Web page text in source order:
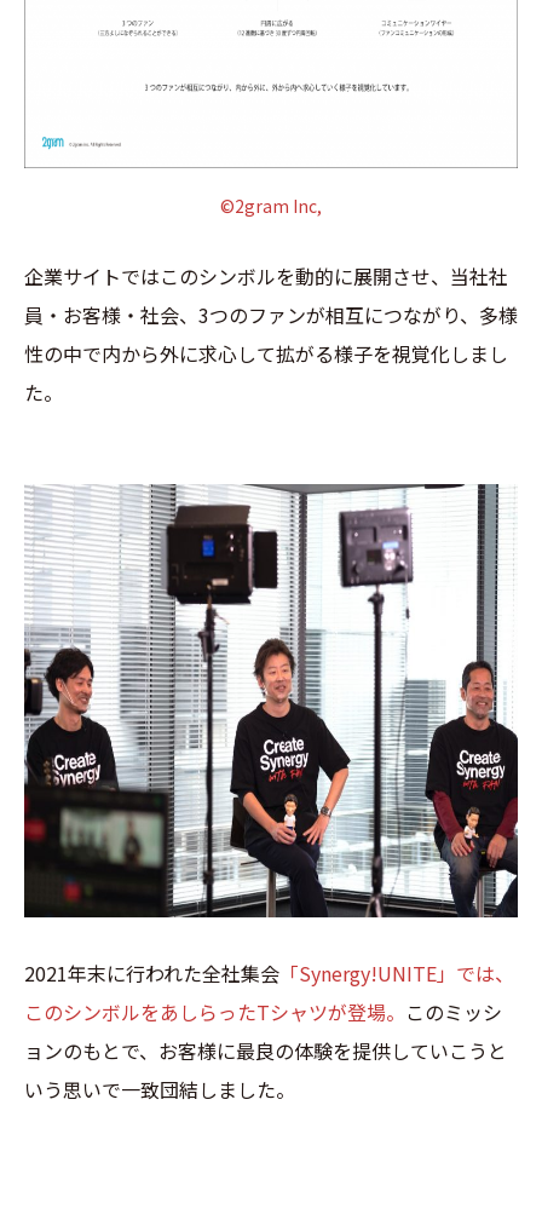
©2gram Inc,
企業サイトではこのシンボルを動的に展開させ、当社社
員・お客様・社会、3つのファンが相互につながり、多様
性の中で内から外に求心して拡がる様子を視覚化しまし
た。
2021年末に行われた全社集会 「Synergy!UNITE」では、
このシンボルをあしらったTシャツが登場。 このミッシ
ョンのもとで、お客様に最良の体験を提供していこうと
いう思いで一致団結しました。